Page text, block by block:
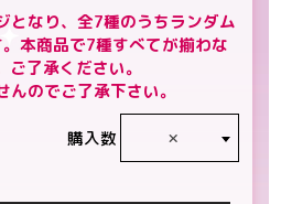
なり、全7種のうちランダム
本商品で7種すべてが揃わな
了承ください。
のでご了承下さい。
購入数 ×